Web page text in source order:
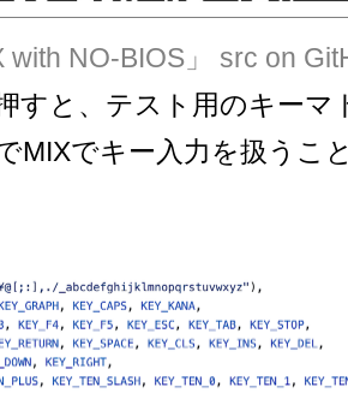
with NO-BIOS」
src on
すと、テスト用のキーマ
MIXでキー入力を扱うこ